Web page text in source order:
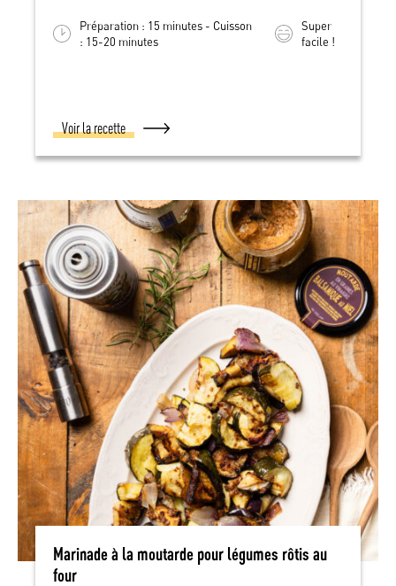
Préparation : 15 minutes - Cuisson
: 15-20 minutes
Super
facile !
Voir la recette
Marinade à la moutarde pour légumes rôtis au
four